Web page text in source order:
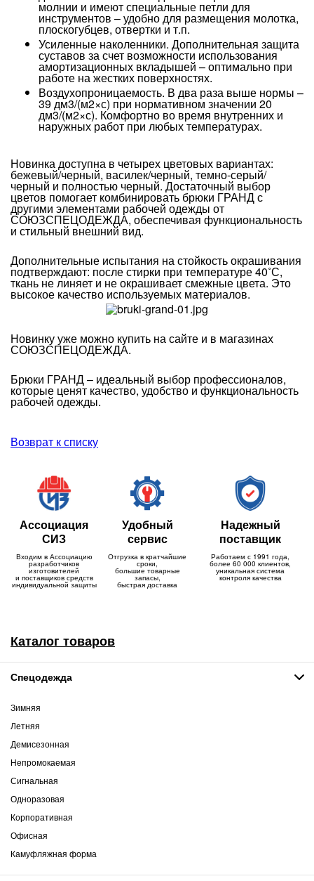
молнии и имеют специальные петли для
инструментов – удобно для размещения молотка,
плоскогубцев, отвертки и т.п.
Усиленные наколенники. Дополнительная защита
суставов за счет возможности использования
амортизационных вкладышей – оптимально при
работе на жестких поверхностях.
Воздухопроницаемость. В два раза выше нормы –
39 дм3/(м2×с) при нормативном значении 20
дм3/(м2×с). Комфортно во время внутренних и
наружных работ при любых температурах.
Новинка доступна в четырех цветовых вариантах:
бежевый/черный, василек/черный, темно-серый/
черный и полностью черный. Достаточный выбор
цветов помогает комбинировать брюки ГРАНД с
другими элементами рабочей одежды от
СОЮЗСПЕЦОДЕЖДА, обеспечивая функциональность
и стильный внешний вид.
Дополнительные испытания на стойкость окрашивания
подтверждают: после стирки при температуре 40˚С,
ткань не линяет и не окрашивает смежные цвета. Это
высокое качество используемых материалов.
Новинку уже можно купить на сайте и в магазинах
СОЮЗСПЕЦОДЕЖДА.
Брюки ГРАНД – идеальный выбор профессионалов,
которые ценят качество, удобство и функциональность
рабочей одежды.
Возврат к списку
Ассоциация
СИЗ
Входим в Ассоциацию
разработчиков
изготовителей
и поставщиков средств
индивидуальной защиты
Удобный
сервис
Отгрузка в кратчайшие
сроки,
большие товарные
запасы,
быстрая доставка
Надежный
поставщик
Работаем с 1991 года,
более 60 000 клиентов,
уникальная система
контроля качества
Каталог товаров
Спецодежда
Зимняя
Летняя
Демисезонная
Непромокаемая
Сигнальная
Одноразовая
Корпоративная
Офисная
Камуфляжная форма